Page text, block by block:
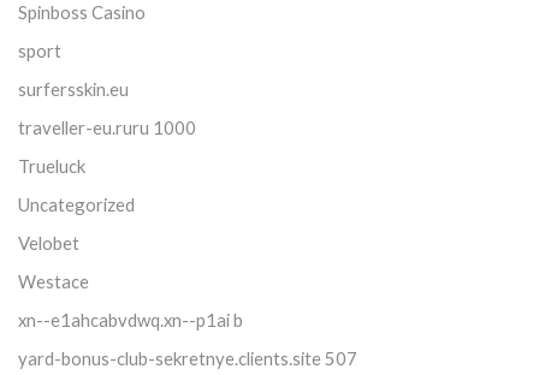
Spinboss Casino
sport
surfersskin.eu
traveller-eu.ruru 1000
Trueluck
Uncategorized
Velobet
Westace
xn--e1ahcabvdwq.xn--p1ai b
yard-bonus-club-sekretnye.clients.site 507